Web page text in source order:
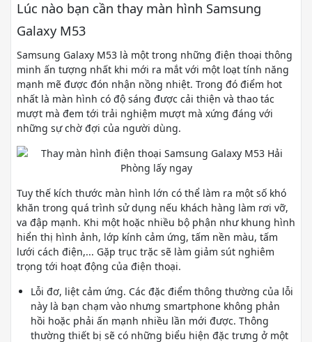
Lúc nào bạn cần thay màn hình Samsung
Galaxy M53
Samsung Galaxy M53 là một trong những điện thoại thông
minh ấn tượng nhất khi mới ra mắt với một loạt tính năng
mạnh mẽ được đón nhận nồng nhiệt. Trong đó điểm hot
nhất là màn hình có độ sáng được cải thiện và thao tác
mượt mà đem tới trải nghiệm mượt mà xứng đáng với
những sự chờ đợi của người dùng.
Tuy thế kích thước màn hình lớn có thể làm ra một số khó
khăn trong quá trình sử dụng nếu khách hàng làm rơi vỡ,
va đập mạnh. Khi một hoặc nhiều bộ phận như khung hình
hiển thị hình ảnh, lớp kính cảm ứng, tấm nền màu, tấm
lưới cách điện,... Gặp trục trặc sẽ làm giảm sút nghiêm
trọng tới hoạt động của điện thoại.
Lỗi đơ, liệt cảm ứng. Các đặc điểm thông thường của lỗi
này là bạn chạm vào nhưng smartphone không phản
hồi hoặc phải ấn mạnh nhiều lần mới được. Thông
thường thiết bị sẽ có những biểu hiện đặc trưng ở một